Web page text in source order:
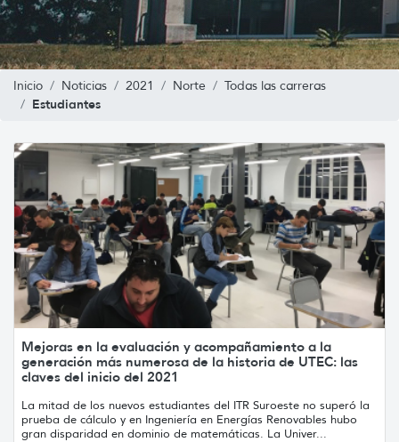
Inicio Noticias 2021 Norte Todas las carreras
Estudiantes
Mejoras en la evaluación y acompañamiento a la
generación más numerosa de la historia de UTEC: las
claves del inicio del 2021
La mitad de los nuevos estudiantes del ITR Suroeste no superó la
prueba de cálculo y en Ingeniería en Energías Renovables hubo
gran disparidad en dominio de matemáticas. La Univer...